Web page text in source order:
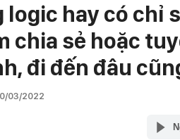
logic hay có chỉ
chia sẻ hoặc
đi đến đâu
03/2022